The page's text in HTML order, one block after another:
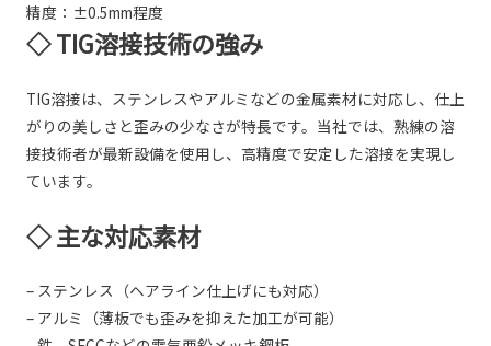
精度：±0.5mm程度
◇ TIG溶接技術の強み
TIG溶接は、ステンレスやアルミなどの金属素材に対応し、仕上
がりの美しさと歪みの少なさが特長です。当社では、熟練の溶
接技術者が最新設備を使用し、高精度で安定した溶接を実現し
ています。
◇ 主な対応素材
– ステンレス（ヘアライン仕上げにも対応）
– アルミ（薄板でも歪みを抑えた加工が可能）